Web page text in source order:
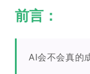
前言：
AI会不会真的